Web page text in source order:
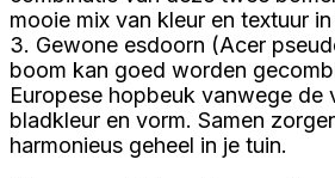
mooie mix van kleur en textuur in
3. Gewone esdoorn (Acer
boom kan goed worden
Europese hopbeuk vanwege de
bladkleur en vorm. Samen
harmonieus geheel in je tuin.